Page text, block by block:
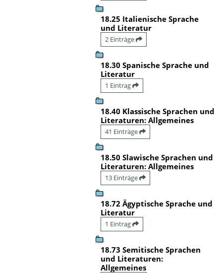
18.25 Italienische Sprache
und Literatur
2 Einträge
18.30 Spanische Sprache und
Literatur
1 Eintrag
18.40 Klassische Sprachen und
Literaturen: Allgemeines
41 Einträge
18.50 Slawische Sprachen und
Literaturen: Allgemeines
13 Einträge
18.72 Ägyptische Sprache und
Literatur
1 Eintrag
18.73 Semitische Sprachen
und Literaturen:
Allgemeines